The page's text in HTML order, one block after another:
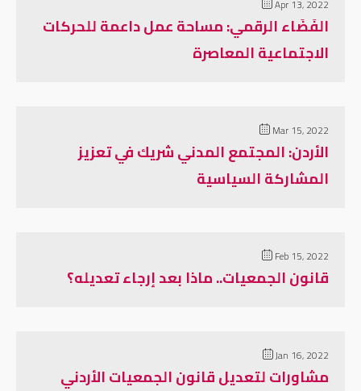
Apr 13, 2022
الفَضَاء الرقمي: مساحة عمل داعمة للحركات
الاجتماعية المعاصرة
Mar 15, 2022
الأردن: المجتمع المدني شريك في تعزيز
المشاركة السياسية
Feb 15, 2022
قانون الجمعيات.. ماذا بعد إرجاء تعديله؟
Jan 16, 2022
مشاورات لتعديل قانون الجمعيات الأردني